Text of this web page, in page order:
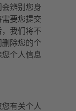
辨别您身
要您提交
我们将不
除您的个
个人信息
有关个人